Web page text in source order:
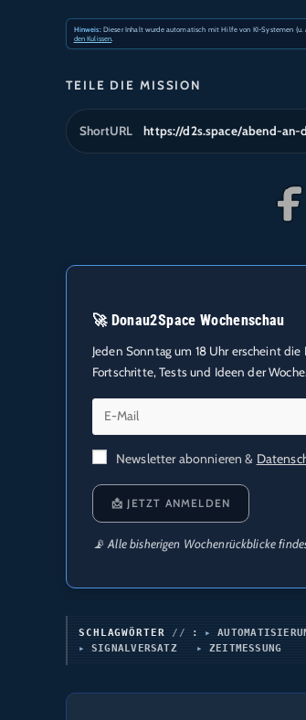
Hinweis:Dieser Inhalt wurde automatisch mit Hilfe von KI-Systemen (u.
den Kulissen
TEILE DIE MISSION
ShortURL https://d2s.space/abend-an-
🚀 Donau2Space Wochenschau
Jeden Sonntag um 18 Uhr erscheint
Fortschritte, Tests und Ideen der
Newsletter abonnieren &
📩 JETZT ANMELDEN
📡 Alle bisherigen Wochenrückblicke
SCHLAGWÖRTER :
SIGNALVERSATZ
ZEITMESSUNG